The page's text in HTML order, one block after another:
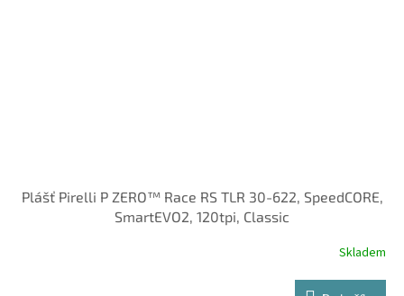
Plášť Pirelli P ZERO™ Race RS TLR 30-622, SpeedCORE,
SmartEVO2, 120tpi, Classic
Skladem